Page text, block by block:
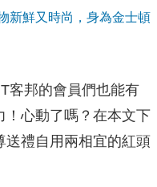
新鮮又時尚，身為金士頓
客邦的會員們也能有
！心動了嗎？在本文下
送禮自用兩相宜的紅頭